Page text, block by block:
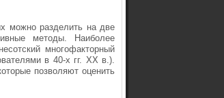
мож­но разделить на две
методы. Наиболее
многофакторный
в 40-х гг. XX в.).
позволяют оценить